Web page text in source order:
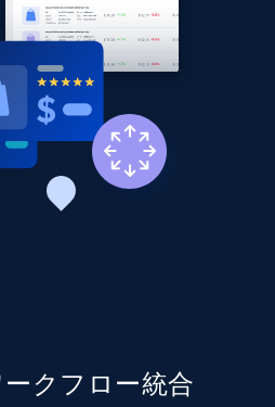
dataset - Collect
URLs
Description, Initial
Reviews count, and
inventory id, Title, Rating,
count item, Initial
クフロー統合